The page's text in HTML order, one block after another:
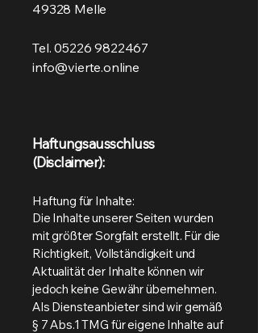
49328 Melle
Tel.05226 9822467
info@vierte.online
Haftungsausschluss
(Disclaimer):
Haftung für Inhalte:
Die Inhalte unserer Seiten wurden
mit größter Sorgfalt erstellt. Für die
Richtigkeit, Vollständigkeit und
Aktualität der Inhalte können wir
jedoch keine Gewähr übernehmen.
Als Diensteanbieter sind wir gemäß
§ 7 Abs.1 TMG für eigene Inhalte auf